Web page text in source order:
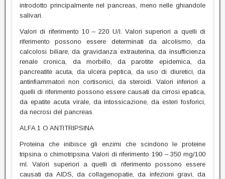
introdotto principalmente nel pancreas, meno nelle ghiandole
salivari.
Valori di riferimento 10 – 220 U/l. Valori superiori a quelli di
riferimento possono essere determinati da alcolismo, da
calcolosi biliare, da gravidanza extrauterina, da insufficienza
renale cronica, da morbillo, da parotite epidemica, da
pancreatite acuta, da ulcera peptica, da uso di diuretici, da
antinfiammatori non cortisonici, da steroidi. Valori inferiori a
quelli di riferimento possono essere causati da cirrosi epatica,
da epatite acuta virale, da intossicazione, da esteri fosforici,
da necrosi del pancreas.
ALFA 1 O ANTITRIPSINA
Proteina che inibisce gli enzimi che scindono le proteine
tripsina o chimotripsina Valori di riferimento 190 – 350 mg/100
ml. Valori superiori a quelli di riferimento possono essere
causati da AIDS, da collagenopatie, da infezioni gravi, da